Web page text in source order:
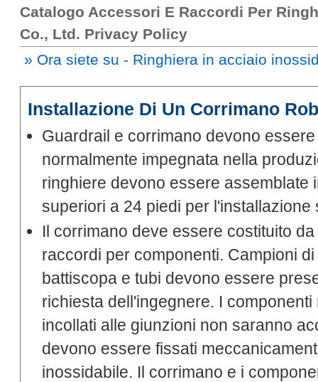
Catalogo Accessori E Raccordi Per
Co., Ltd. Privacy Policy
» Ora siete su - Ringhiera in acciaio
Installazione Di Un Corrimano
Guardrail e corrimano devono
normalmente impegnata nella
ringhiere devono essere assemblate
superiori a 24 piedi per l'installazione
Il corrimano deve essere costituito
raccordi per componenti. Campioni
battiscopa e tubi devono essere
richiesta dell'ingegnere. I
incollati alle giunzioni non saranno
devono essere fissati
inossidabile. Il corrimano e i